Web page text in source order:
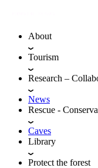
About
Tourism
Research –
News
Rescue -
Caves
Library
Protect the forest